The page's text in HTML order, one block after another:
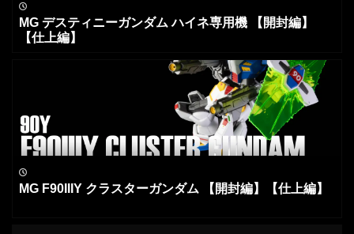
MG デスティニーガンダム ハイネ専用機 【開封編】
【仕上編】
MG F90IIIY クラスターガンダム 【開封編】【仕上編】